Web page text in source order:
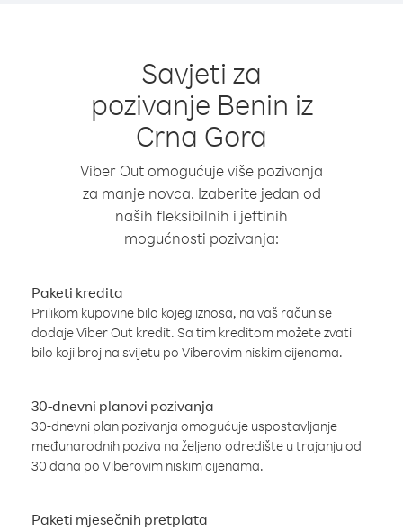
Savjeti za
pozivanje Benin iz
Crna Gora
Viber Out omogućuje više pozivanja
za manje novca. Izaberite jedan od
naših fleksibilnih i jeftinih
mogućnosti pozivanja:
Paketi kredita
Prilikom kupovine bilo kojeg iznosa, na vaš račun se
dodaje Viber Out kredit. Sa tim kreditom možete zvati
bilo koji broj na svijetu po Viberovim niskim cijenama.
30-dnevni planovi pozivanja
30-dnevni plan pozivanja omogućuje uspostavljanje
međunarodnih poziva na željeno odredište u trajanju od
30 dana po Viberovim niskim cijenama.
Paketi mjesečnih pretplata